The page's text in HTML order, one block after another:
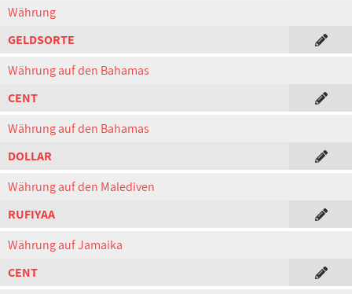
Währung
GELDSORTE
Währung auf den Bahamas
CENT
Währung auf den Bahamas
DOLLAR
Währung auf den Malediven
RUFIYAA
Währung auf Jamaika
CENT